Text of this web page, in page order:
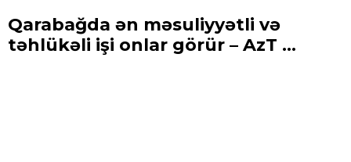
Qarabağda ən məsuliyyətli və
təhlükəli işi onlar görür – AzT ...